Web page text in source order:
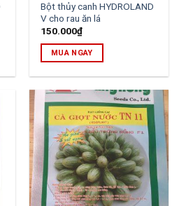
Bột thủy canh HYDROLAND
V cho rau ăn lá
150.000₫
MUA NGAY